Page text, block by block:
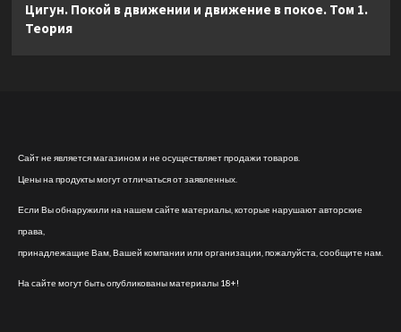
Цигун. Покой в движении и движение в покое. Том 1.
Теория
Сайт не является магазином и не осуществляет продажи товаров.
Цены на продукты могут отличаться от заявленных.
Если Вы обнаружили на нашем сайте материалы, которые нарушают авторские
права,
принадлежащие Вам, Вашей компании или организации, пожалуйста, сообщите нам.
На сайте могут быть опубликованы материалы 18+!